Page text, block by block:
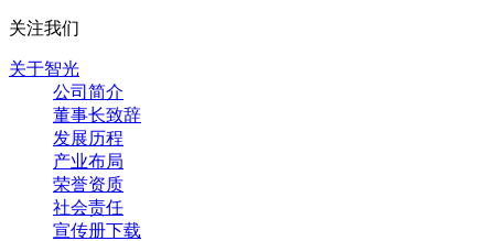
关注我们
关于智光
公司简介
董事长致辞
发展历程
产业布局
荣誉资质
社会责任
宣传册下载